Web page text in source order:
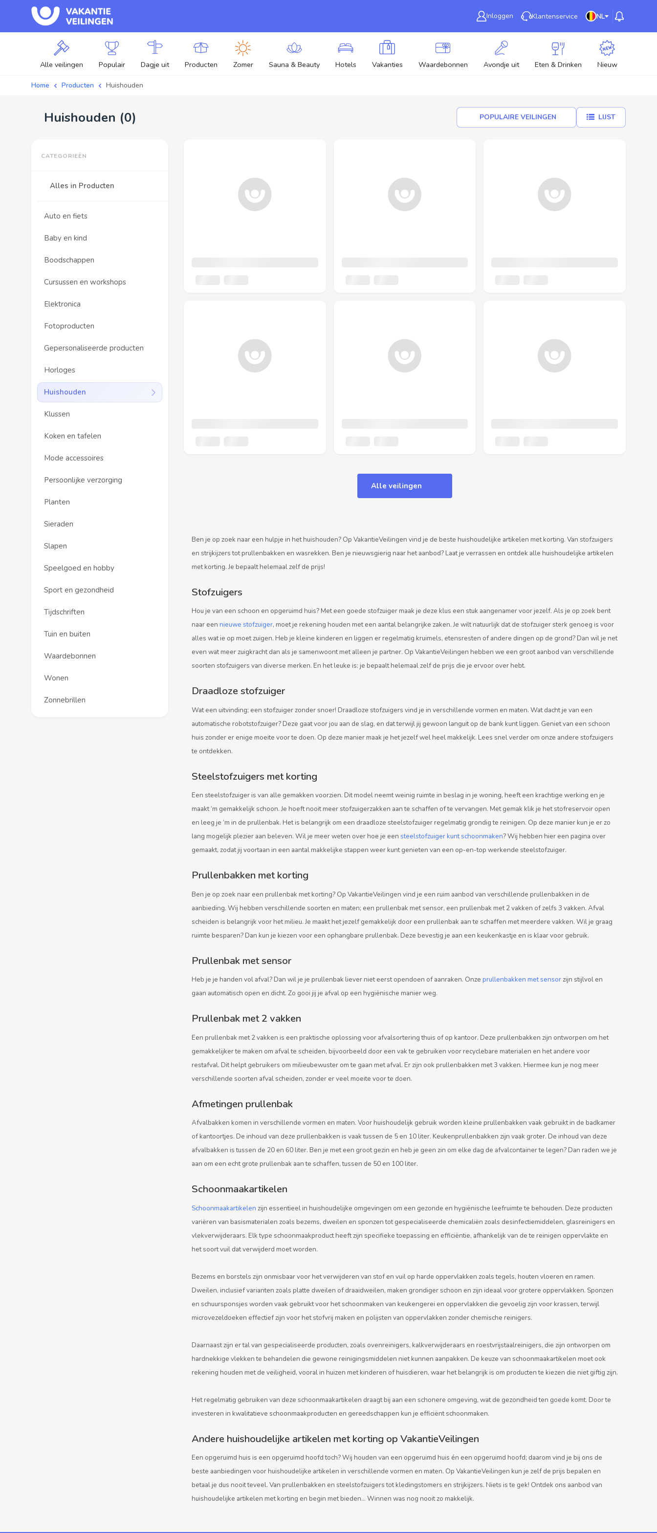
Inloggen Klantenservice NL
Alle veilingen Populair Dagje uit Producten Zomer Sauna & Beauty Hotels Vakanties Waardebonnen Avondje uit Eten & Drinken Nieuw
Home Producten Huishouden
Huishouden (0) POPULAIRE VEILINGEN LIJST
Alles in Producten
Auto en fiets
Baby en kind
Boodschappen
Cursussen en workshops
Elektronica
Fotoproducten
Gepersonaliseerde producten
Horloges
Huishouden
Klussen
Koken en tafelen
Mode accessoires
Persoonlijke verzorging
Planten
Sieraden
Slapen
Speelgoed en hobby
Sport en gezondheid
Tijdschriften
Tuin en buiten
Waardebonnen
Wonen
Zonnebrillen
Alle veilingen
Ben je op zoek naar een hulpje in het huishouden? Op VakantieVeilingen vind je de beste huishoudelijke artikelen met korting. Van stofzuigers
en strijkijzers tot prullenbakken en wasrekken. Ben je nieuwsgierig naar het aanbod? Laat je verrassen en ontdek alle huishoudelijke artikelen
met korting. Je bepaalt helemaal zelf de prijs!
Stofzuigers
Hou je van een schoon en opgeruimd huis? Met een goede stofzuiger maak je deze klus een stuk aangenamer voor jezelf. Als je op zoek bent
naar een nieuwe stofzuiger, moet je rekening houden met een aantal belangrijke zaken. Je wilt natuurlijk dat de stofzuiger sterk genoeg is voor
alles wat ie op moet zuigen. Heb je kleine kinderen en liggen er regelmatig kruimels, etensresten of andere dingen op de grond? Dan wil je net
even wat meer zuigkracht dan als je samenwoont met alleen je partner. Op VakantieVeilingen hebben we een groot aanbod van verschillende
soorten stofzuigers van diverse merken. En het leuke is: je bepaalt helemaal zelf de prijs die je ervoor over hebt.
Draadloze stofzuiger
Wat een uitvinding; een stofzuiger zonder snoer! Draadloze stofzuigers vind je in verschillende vormen en maten. Wat dacht je van een
automatische robotstofzuiger? Deze gaat voor jou aan de slag, en dat terwijl jij gewoon languit op de bank kunt liggen. Geniet van een schoon
huis zonder er enige moeite voor te doen. Op deze manier maak je het jezelf wel heel makkelijk. Lees snel verder om onze andere stofzuigers
te ontdekken.
Steelstofzuigers met korting
Een steelstofzuiger is van alle gemakken voorzien. Dit model neemt weinig ruimte in beslag in je woning, heeft een krachtige werking en je
maakt ‘m gemakkelijk schoon. Je hoeft nooit meer stofzuigerzakken aan te schaffen of te vervangen. Met gemak klik je het stofreservoir open
en leeg je ‘m in de prullenbak. Het is belangrijk om een draadloze steelstofzuiger regelmatig grondig te reinigen. Op deze manier kun je er zo
lang mogelijk plezier aan beleven. Wil je meer weten over hoe je een steelstofzuiger kunt schoonmaken? Wij hebben hier een pagina over
gemaakt, zodat jij voortaan in een aantal makkelijke stappen weer kunt genieten van een op-en-top werkende steelstofzuiger.
Prullenbakken met korting
Ben je op zoek naar een prullenbak met korting? Op VakantieVeilingen vind je een ruim aanbod van verschillende prullenbakken in de
aanbieding. Wij hebben verschillende soorten en maten; een prullenbak met sensor, een prullenbak met 2 vakken of zelfs 3 vakken. Afval
scheiden is belangrijk voor het milieu. Je maakt het jezelf gemakkelijk door een prullenbak aan te schaffen met meerdere vakken. Wil je graag
ruimte besparen? Dan kun je kiezen voor een ophangbare prullenbak. Deze bevestig je aan een keukenkastje en is klaar voor gebruik.
Prullenbak met sensor
Heb je je handen vol afval? Dan wil je je prullenbak liever niet eerst opendoen of aanraken. Onze prullenbakken met sensorzijn stijlvol en
gaan automatisch open en dicht. Zo gooi jij je afval op een hygiënische manier weg.
Prullenbak met 2 vakken
Een prullenbak met 2 vakken is een praktische oplossing voor afvalsortering thuis of op kantoor. Deze prullenbakken zijn ontworpen om het
gemakkelijker te maken om afval te scheiden, bijvoorbeeld door een vak te gebruiken voor recyclebare materialen en het andere voor
restafval. Dit helpt gebruikers om milieubewuster om te gaan met afval. Er zijn ook prullenbakken met 3 vakken. Hiermee kun je nog meer
verschillende soorten afval scheiden, zonder er veel moeite voor te doen.
Afmetingen prullenbak
Afvalbakken komen in verschillende vormen en maten. Voor huishoudelijk gebruik worden kleine prullenbakken vaak gebruikt in de badkamer
of kantoortjes. De inhoud van deze prullenbakken is vaak tussen de 5 en 10 liter. Keukenprullenbakken zijn vaak groter. De inhoud van deze
afvalbakken is tussen de 20 en 60 liter. Ben je met een groot gezin en heb je geen zin om elke dag de afvalcontainer te legen? Dan raden we je
aan om een echt grote prullenbak aan te schaffen, tussen de 50 en 100 liter.
Schoonmaakartikelen
Schoonmaakartikelen zijn essentieel in huishoudelijke omgevingen om een gezonde en hygiënische leefruimte te behouden. Deze producten
variëren van basismaterialen zoals bezems, dweilen en sponzen tot gespecialiseerde chemicaliën zoals desinfectiemiddelen, glasreinigers en
vlekverwijderaars. Elk type schoonmaakproduct heeft zijn specifieke toepassing en efficiëntie, afhankelijk van de te reinigen oppervlakte en
het soort vuil dat verwijderd moet worden.
Bezems en borstels zijn onmisbaar voor het verwijderen van stof en vuil op harde oppervlakken zoals tegels, houten vloeren en ramen.
Dweilen, inclusief varianten zoals platte dweilen of draaidweilen, maken grondiger schoon en zijn ideaal voor grotere oppervlakken. Sponzen
en schuursponsjes worden vaak gebruikt voor het schoonmaken van keukengerei en oppervlakken die gevoelig zijn voor krassen, terwijl
microvezeldoeken effectief zijn voor het stofvrij maken en polijsten van oppervlakken zonder chemische reinigers.
Daarnaast zijn er tal van gespecialiseerde producten, zoals ovenreinigers, kalkverwijderaars en roestvrijstaalreinigers, die zijn ontworpen om
hardnekkige vlekken te behandelen die gewone reinigingsmiddelen niet kunnen aanpakken. De keuze van schoonmaakartikelen moet ook
rekening houden met de veiligheid, vooral in huizen met kinderen of huisdieren, waar het belangrijk is om producten te kiezen die niet giftig zijn.
Het regelmatig gebruiken van deze schoonmaakartikelen draagt bij aan een schonere omgeving, wat de gezondheid ten goede komt. Door te
investeren in kwalitatieve schoonmaakproducten en gereedschappen kun je efficiënt schoonmaken.
Andere huishoudelijke artikelen met korting op VakantieVeilingen
Een opgeruimd huis is een opgeruimd hoofd toch? Wij houden van een opgeruimd huis én een opgeruimd hoofd; daarom vind je bij ons de
beste aanbiedingen voor huishoudelijke artikelen in verschillende vormen en maten. Op VakantieVeilingen kun je zelf de prijs bepalen en
betaal je dus nooit teveel. Van prullenbakken en steelstofzuigers tot kledingstomers en strijkijzers. Niets is te gek! Ontdek ons aanbod van
huishoudelijke artikelen met korting en begin met bieden… Winnen was nog nooit zo makkelijk.